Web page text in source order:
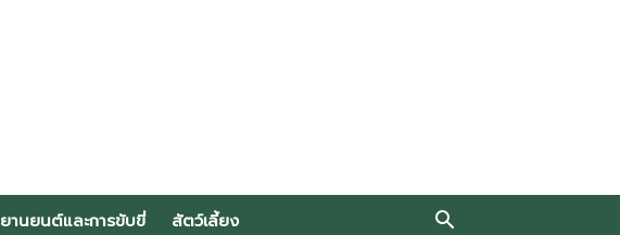
ยานยนต์และการขับขี่ สัตว์เลี้ยง